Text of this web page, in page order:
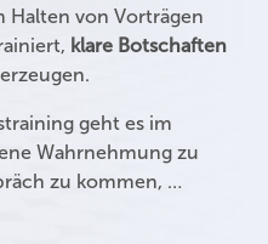
Halten von Vorträgen
klare Botschaften
geht es im
Wahrnehmung zu
zu kommen, …